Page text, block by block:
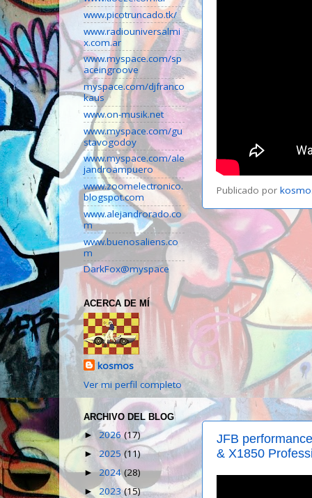
Publicado por
JFB
& X1850
www.picotruncado.tk/
www.radiouniversalmi
x.com.ar
www.myspace.com/sp
aceingroove
myspace.com/djfranco
kaus
www.on-musik.net
www.myspace.com/gu
stavogodoy
www.myspace.com/ale
jandroampuero
www.zoomelectronico.
blogspot.com
www.alejandrorado.co
m
www.buenosaliens.co
m
DarkFox@myspace
ACERCA DE MÍ
kosmos
Ver mi perfil completo
ARCHIVO DEL BLOG
► 2026(17)
► 2025(11)
► 2024(28)
► 2023(15)